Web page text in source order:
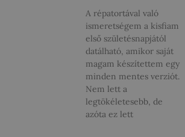
A répatortával való
ismeretségem a kisfiam
első születésnapjától
datálható, amikor saját
magam készítettem egy
minden mentes verziót.
Nem lett a
legtökéletesebb, de
azóta ez lett